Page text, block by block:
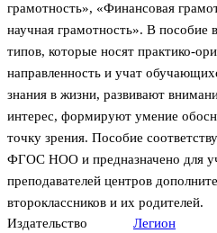
грамотность», «Финансовая
научная грамотность». В пособие
типов, которые носят практико-
направленность и учат
знания в жизни, развивают
интерес, формируют умение
точку зрения. Пособие
ФГОС НОО и предназначено для
преподавателей центров
второклассников и их родителей.
Издательство
Легион